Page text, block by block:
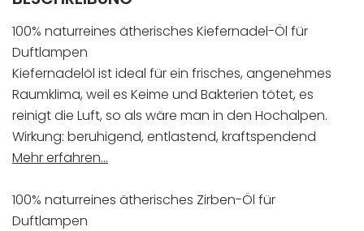
100% naturreines ätherisches Kiefernadel-Öl für
Duftlampen
Kiefernadelöl ist ideal für ein frisches, angenehmes
Raumklima, weil es Keime und Bakterien tötet, es
reinigt die Luft, so als wäre man in den Hochalpen.
Wirkung: beruhigend, entlastend, kraftspendend
Mehr erfahren…
100% naturreines ätherisches Zirben-Öl für
Duftlampen